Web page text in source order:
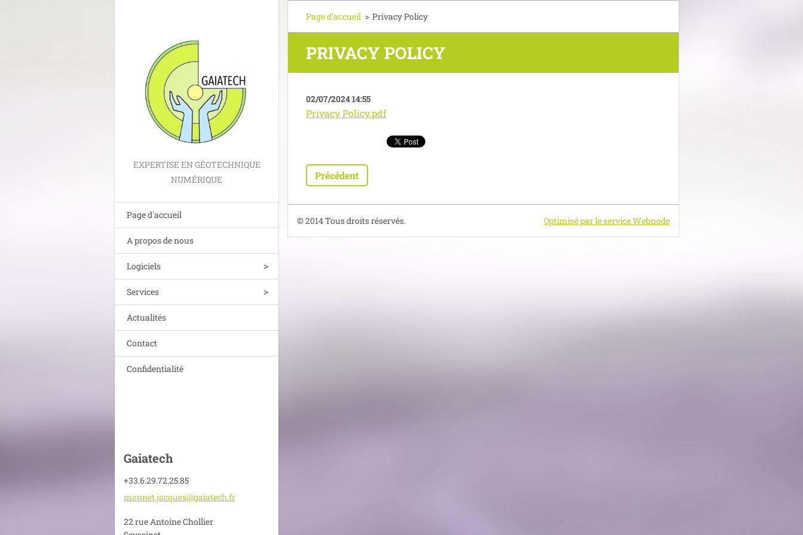
EXPERTISE EN GÉOTECHNIQUE
NUMÉRIQUE
Page d'accueil
A propos de nous
Logiciels
Services
Actualités
Contact
Confidentialité
Gaiatech
+33.6.29.72.25.85
monnet.jacques@gaiatech.fr
22 rue Antoine Chollier
Page d'accueil > Privacy Policy
PRIVACY POLICY
02/07/2024 14:55
Privacy Policy.pdf
Précédent
© 2014 Tous droits réservés. Optimisé par le service Webnode